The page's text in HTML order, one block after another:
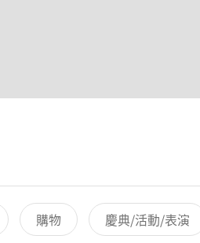
購物 慶典/活動/表演